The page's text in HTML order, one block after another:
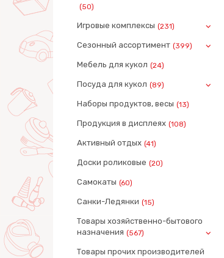
(50)
Игровые комплексы (231)
Сезонный ассортимент (399)
Мебель для кукол (24)
Посуда для кукол (89)
Наборы продуктов, весы (13)
Продукция в дисплеях (108)
Активный отдых (41)
Доски роликовые (20)
Самокаты (60)
Санки-Ледянки (15)
Товары хозяйственно-бытового
назначения (567)
Товары прочих производителей